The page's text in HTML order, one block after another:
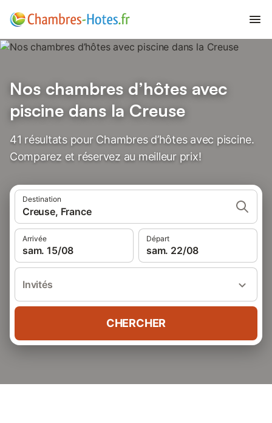
Nos chambres d’hôtes avec
piscine dans la Creuse
41 résultats pour Chambres d’hôtes avec piscine.
Comparez et réservez au meilleur prix!
Destination
Creuse, France
Arrivée
sam. 15/08
Départ
sam. 22/08
Invités
CHERCHER